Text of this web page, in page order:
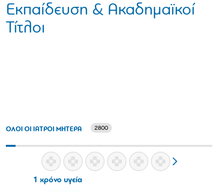
Εκπαίδευση & Ακαδημαϊκοί
Τίτλοι
ΟΛΟΙ ΟΙ ΙΑΤΡΟΙ ΜΗΤΕΡΑ 2800
1 χρόνο υγεία